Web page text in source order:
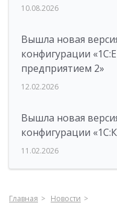
10.08.2026
Вышла новая
конфигурации
предприятием 2»
12.02.2026
Вышла новая
конфигурации
11.02.2026
Главная
Новости